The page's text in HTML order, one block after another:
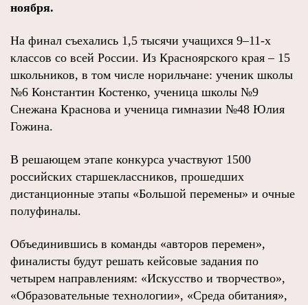
ноября.
На финал съехались 1,5 тысячи учащихся 9–11-х
классов со всей России. Из Красноярского края – 15
школьников, в том числе норильчане: ученик школы
№6 Константин Костенко, ученица школы №9
Снежана Краснова и ученица гимназии №48 Юлия
Гожина.
В решающем этапе конкурса участвуют 1500
российских старшеклассников, прошедших
дистанционные этапы «Большой перемены» и очные
полуфиналы.
Объединившись в команды «авторов перемен»,
финалисты будут решать кейсовые задания по
четырем направлениям: «Искусство и творчество»,
«Образовательные технологии», «Среда обитания»,